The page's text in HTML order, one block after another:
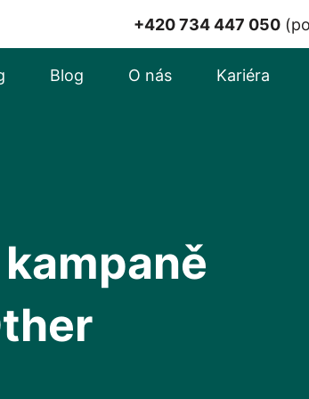
+420 734 447 050
Blog O nás Kariéra